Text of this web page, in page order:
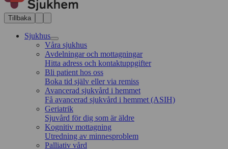
Tillbaka
Sjukhus
Våra sjukhus
Avdelningar och mottagningar
Hitta adress och kontaktuppgifter
Bli patient hos oss
Boka tid själv eller via remiss
Avancerad sjukvård i hemmet
Få avancerad sjukvård i hemmet (ASIH)
Geriatrik
Sjuvård för dig som är äldre
Kognitiv mottagning
Utredning av minnesproblem
Palliativ vård